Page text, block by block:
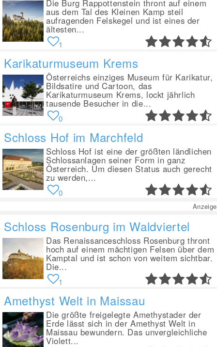
Die Burg Rappottenstein thront auf einem
aus dem Tal des Kleinen Kamp steil
aufragenden Felskegel und ist eines der
ältesten...
1
Karikaturmuseum Krems
Österreichs einziges Museum für Karikatur,
Bildsatire und Cartoon, das
Karikaturmuseum Krems, lockt jährlich
tausende Besucher in die...
0
Schloss Hof im Marchfeld
Schloss Hof ist eine der größten ländlichen
Schlossanlagen seiner Form in ganz
Österreich. Um diesen Status auch gerecht
zu werden,...
0
Anzeige
Schloss Rosenburg im Waldviertel
Das Renaissanceschloss Rosenburg thront
hoch auf einem mächtigen Felsen über dem
Kamptal und ist schon von weitem sichtbar.
Die...
1
Amethyst Welt in Maissau
Die größte freigelegte Amethystader der
Erde lässt sich in der Amethyst Welt in
Maissau bewundern. Das unvergleichliche
Violett...